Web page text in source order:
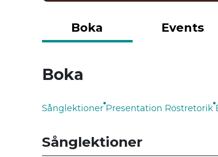
Boka Events
Boka
Sånglektioner Presentation Röstretorik
Sånglektioner